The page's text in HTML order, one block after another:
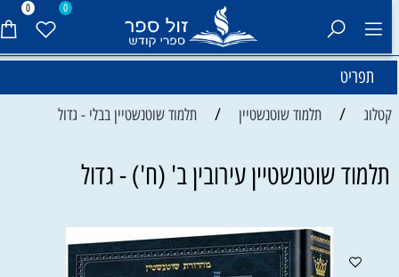
0 0
תפריט
קטלוג / תלמוד שוטנשטיין / תלמוד שוטנשטיין בבלי - גדול
תלמוד שוטנשטיין עירובין ב' (ח') - גדול